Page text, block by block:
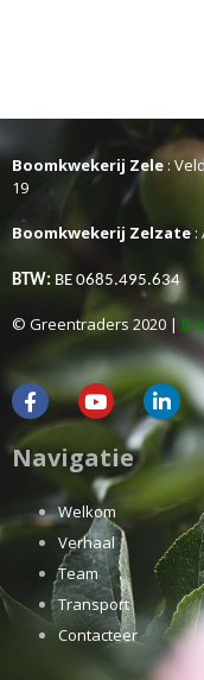
Boomkwekerij Zele:
19
Boomkwekerij Zelzate :
BTW: BE 0685.495.634
© Greentraders 2020 |
Navigatie
Welkom
Verhaal
Team
Transport
Contacteer